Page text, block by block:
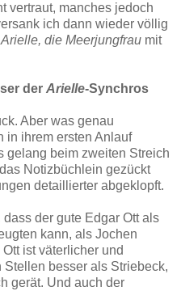
vertraut, manches jedoch
ich dann wieder völlig
Arielle, die Meerjungfrau mit
der Arielle-Synchros
Aber was genau
in ihrem ersten Anlauf
gelang beim zweiten Streich
Notizbüchlein gezückt
detaillierter abgeklopft.
der gute Edgar Ott als
kann, als Jochen
ist väterlicher und
Stellen besser als Striebeck,
gerät. Und auch der